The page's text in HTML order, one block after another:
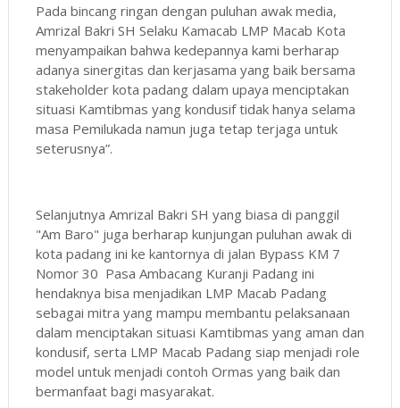
Pada bincang ringan dengan puluhan awak media,
Amrizal Bakri SH Selaku Kamacab LMP Macab Kota
menyampaikan bahwa kedepannya kami berharap
adanya sinergitas dan kerjasama yang baik bersama
stakeholder kota padang dalam upaya menciptakan
situasi Kamtibmas yang kondusif tidak hanya selama
masa Pemilukada namun juga tetap terjaga untuk
seterusnya”.
Selanjutnya Amrizal Bakri SH yang biasa di panggil
"Am Baro" juga berharap kunjungan puluhan awak di
kota padang ini ke kantornya di jalan Bypass KM 7
Nomor 30 Pasa Ambacang Kuranji Padang ini
hendaknya bisa menjadikan LMP Macab Padang
sebagai mitra yang mampu membantu pelaksanaan
dalam menciptakan situasi Kamtibmas yang aman dan
kondusif, serta LMP Macab Padang siap menjadi role
model untuk menjadi contoh Ormas yang baik dan
bermanfaat bagi masyarakat.